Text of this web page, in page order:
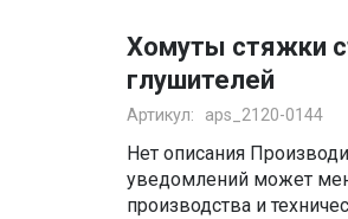
Хомуты стяжки
глушителей
Артикул: aps_2120-0144
Нет описания
уведомлений может
производства и